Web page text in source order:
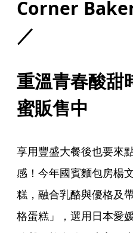
Corner
／
重溫青春酸甜
蜜販售中
享用豐盛大餐後也要來
感！今年國賓麵包房楊
糕，融合乳酪與優格及
格蛋糕」，選用日本愛